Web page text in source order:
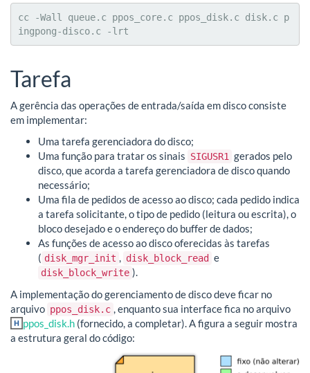
cc -Wall queue.c ppos_core.c ppos_disk.c disk.c p
ingpong-disco.c -lrt
Tarefa
A gerência das operações de entrada/saída em disco consiste
em implementar:
Uma tarefa gerenciadora do disco;
Uma função para tratar os sinais SIGUSR1 gerados pelo
disco, que acorda a tarefa gerenciadora de disco quando
necessário;
Uma fila de pedidos de acesso ao disco; cada pedido indica
a tarefa solicitante, o tipo de pedido (leitura ou escrita), o
bloco desejado e o endereço do buffer de dados;
As funções de acesso ao disco oferecidas às tarefas
( disk_mgr_init , disk_block_read e
disk_block_write ).
A implementação do gerenciamento de disco deve ficar no
arquivo ppos_disk.c , enquanto sua interface fica no arquivo
ppos_disk.h (fornecido, a completar). A figura a seguir mostra
a estrutura geral do código: